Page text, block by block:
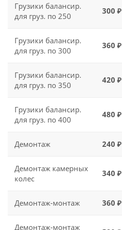
Грузики балансир.
для груз. по 250
300 ₽
Грузики балансир.
для груз. по 300
360 ₽
Грузики балансир.
для груз. по 350
420 ₽
Грузики балансир.
для груз. по 400
480 ₽
Демонтаж 240 ₽
Демонтаж камерных
колес
340 ₽
Демонтаж-монтаж 360 ₽
Демонтаж-монтаж